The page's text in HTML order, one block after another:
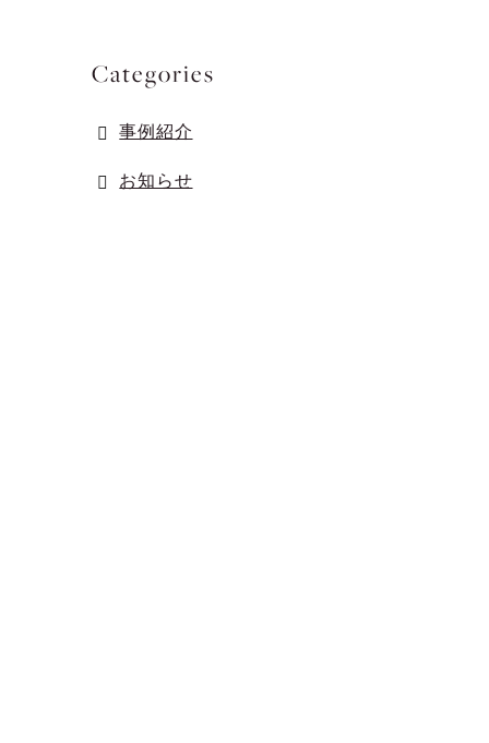
Categories
事例紹介
お知らせ